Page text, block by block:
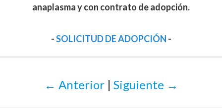
anaplasma y con contrato de adopción.
-SOLICITUD DE ADOPCIÓN -
← Anterior| Siguiente →